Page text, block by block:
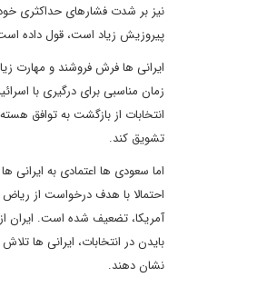
نیز بر شدت فشارهای حداکثری خود
پیروزیش زیاد است، قول داده است
ایرانی ها فرش فروشند و مهارت
زمان مناسبی برای درگیری با
انتخابات از بازگشت به توافق
تشویق کند.
اما سعودی ها اعتمادی به
احتمالا با هدف درخواست از
آمریکا، تضعیف شده است. ایران
بایدن در انتخابات، ایرانی ها
نشان دهند.